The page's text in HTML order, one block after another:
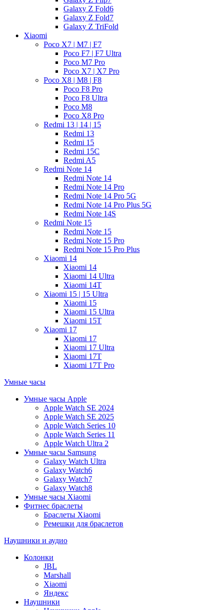
Galaxy Z Fold6
Galaxy Z Fold7
Galaxy Z TriFold
Xiaomi
Poco X7 | M7 | F7
Poco F7 | F7 Ultra
Poco M7 Pro
Poco X7 | X7 Pro
Poco X8 | M8 | F8
Poco F8 Pro
Poco F8 Ultra
Poco M8
Poco X8 Pro
Redmi 13 | 14 | 15
Redmi 13
Redmi 15
Redmi 15C
Redmi A5
Redmi Note 14
Redmi Note 14
Redmi Note 14 Pro
Redmi Note 14 Pro 5G
Redmi Note 14 Pro Plus 5G
Redmi Note 14S
Redmi Note 15
Redmi Note 15
Redmi Note 15 Pro
Redmi Note 15 Pro Plus
Xiaomi 14
Xiaomi 14
Xiaomi 14 Ultra
Xiaomi 14T
Xiaomi 15 | 15 Ultra
Xiaomi 15
Xiaomi 15 Ultra
Xiaomi 15T
Xiaomi 17
Xiaomi 17
Xiaomi 17 Ultra
Xiaomi 17T
Xiaomi 17T Pro
Умные часы
Умные часы Apple
Apple Watch SE 2024
Apple Watch SE 2025
Apple Watch Series 10
Apple Watch Series 11
Apple Watch Ultra 2
Умные часы Samsung
Galaxy Watch Ultra
Galaxy Watch6
Galaxy Watch7
Galaxy Watch8
Умные часы Xiaomi
Фитнес браслеты
Браслеты Xiaomi
Ремешки для браслетов
Наушники и аудио
Колонки
JBL
Marshall
Xiaomi
Яндекс
Наушники